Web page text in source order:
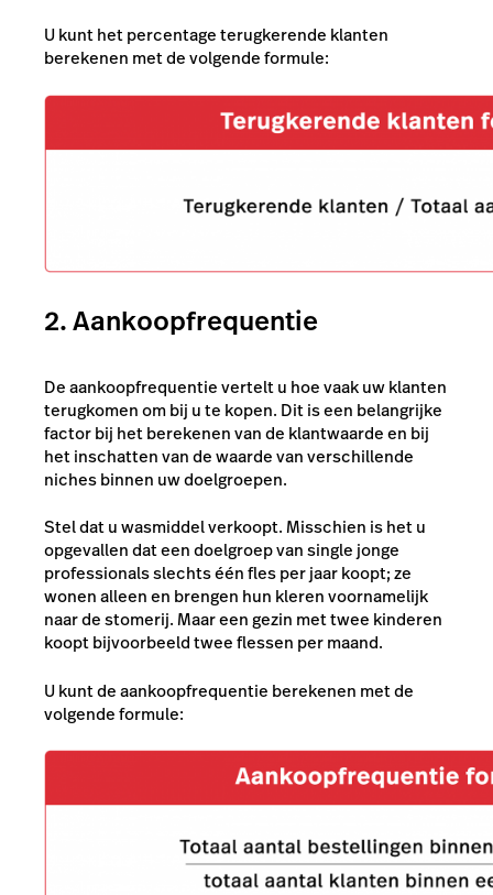
U kunt het percentage terugkerende klanten
berekenen met de volgende formule:
2. Aankoopfrequentie
De aankoopfrequentie vertelt u hoe vaak uw klanten
terugkomen om bij u te kopen. Dit is een belangrijke
factor bij het berekenen van de klantwaarde en bij
het inschatten van de waarde van verschillende
niches binnen uw doelgroepen.
Stel dat u wasmiddel verkoopt. Misschien is het u
opgevallen dat een doelgroep van single jonge
professionals slechts één fles per jaar koopt; ze
wonen alleen en brengen hun kleren voornamelijk
naar de stomerij. Maar een gezin met twee kinderen
koopt bijvoorbeeld twee flessen per maand.
U kunt de aankoopfrequentie berekenen met de
volgende formule: